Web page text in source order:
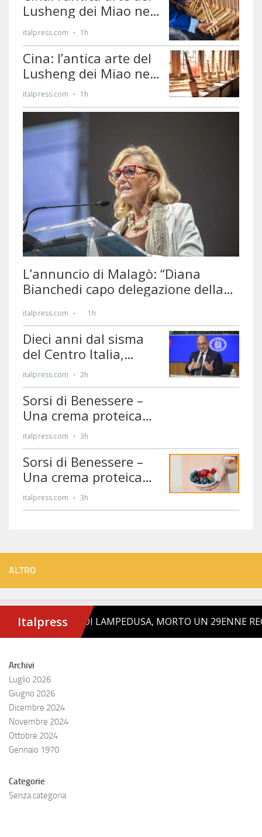
ALTRO
Archivi
Luglio 2026
Giugno 2026
Dicembre 2024
Novembre 2024
Ottobre 2024
Gennaio 1970
Categorie
Senza categoria